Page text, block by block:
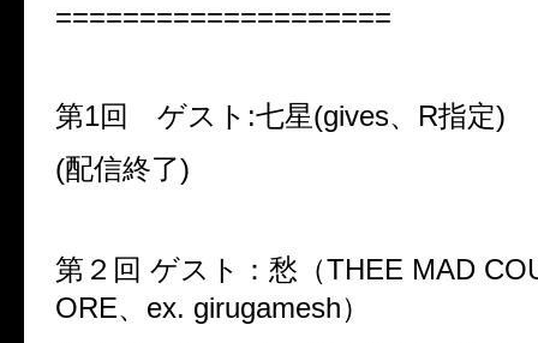
====================
第1回 ゲスト:七星(gives、R指定)
(配信終了)
第２回 ゲスト：愁（THEE MAD
ORE、ex. girugamesh）